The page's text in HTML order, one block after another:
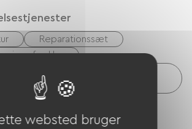
Reparationssæt
af cykler
(til elcykelbatterier, GPS-
websted bruger